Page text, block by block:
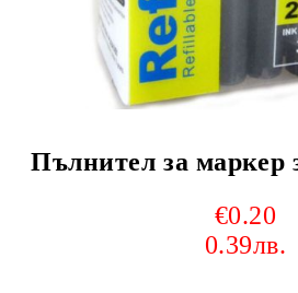
Пълнител за маркер
€0.20
0.39лв.